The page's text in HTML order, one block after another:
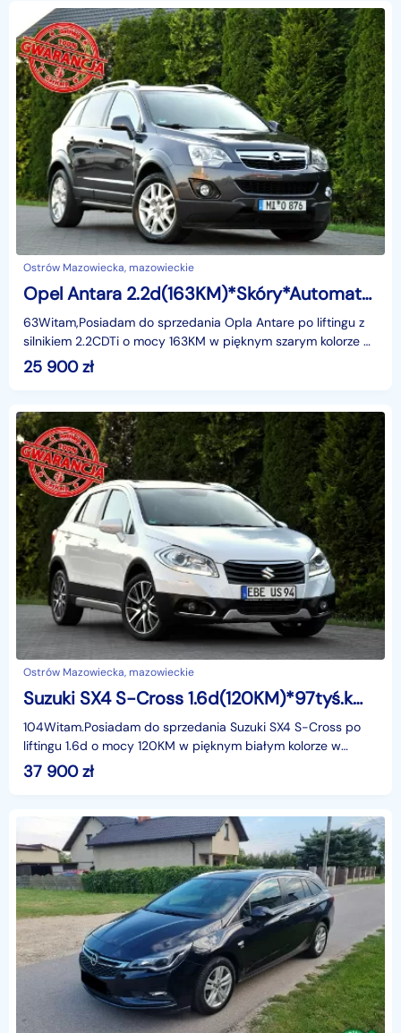
Ostrów Mazowiecka, mazowieckie
Opel Antara 2.2d(163KM)*Skóry*Automat*2xParktronik*Klimatronik*I Wł*Alu18"ASO
63Witam,Posiadam do sprzedania Opla Antare po liftingu z
silnikiem 2.2CDTi o mocy 163KM w pięknym szarym kolorze w
bogatej wersji wyposażenia i z rewelacyjnym S
25 900zł
Ostrów Mazowiecka, mazowieckie
Suzuki SX4 S-Cross 1.6d(120KM)*97tyś.km*Xenon*Led*Panorama*Skóry*Keyless Go*Alu17"ASO
104Witam.Posiadam do sprzedania Suzuki SX4 S-Cross po
liftingu 1.6d o mocy 120KM w pięknym białym kolorze w
bogatej wersji wyposażenia i z rewelacyjnym Silnikie
37 900zł